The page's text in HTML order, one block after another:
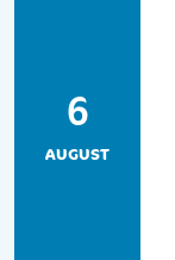
6
AUGUST